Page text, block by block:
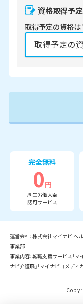
資格取得予
取得予定の資格は
2027年
完全無料
0円
厚生労働大臣
認可サービス
運営会社：株式会社マイナビ
事業部
事業内容：転職支援サービス「マ
ナビ介護職」「マイナビコメディ